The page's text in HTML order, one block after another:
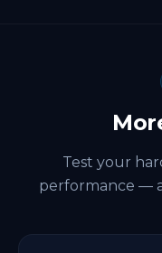
Test your
performance —